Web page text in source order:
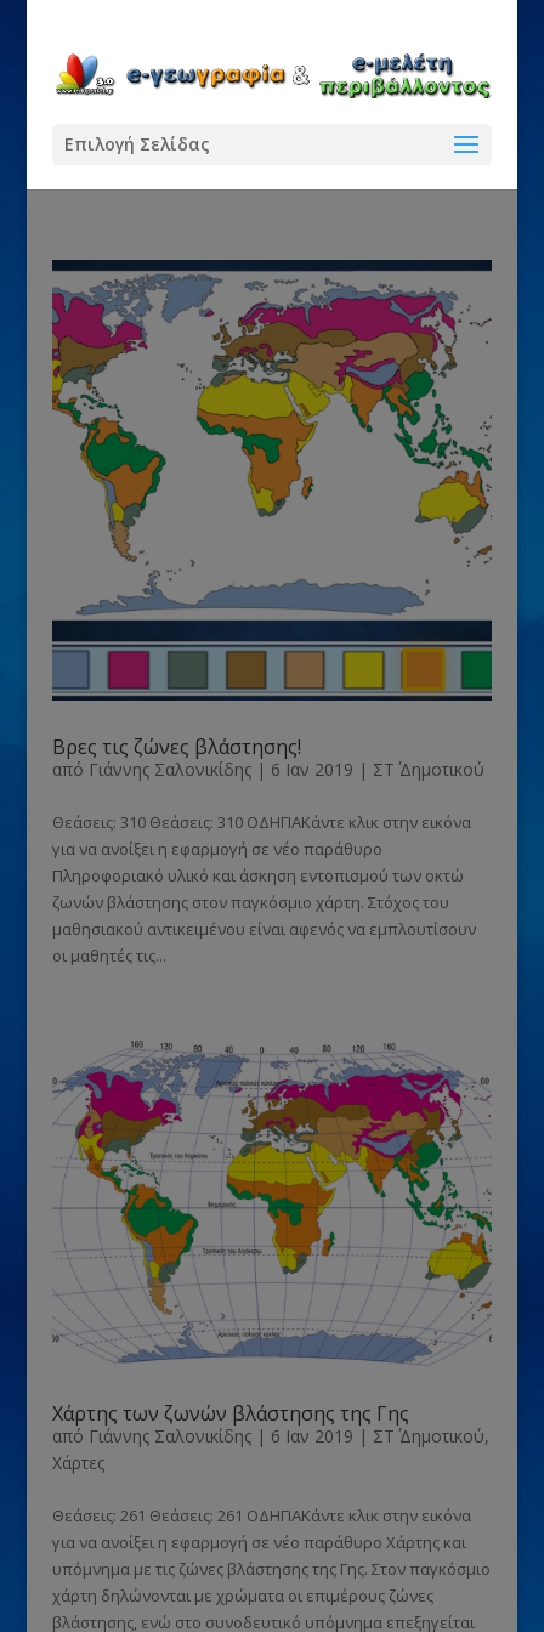
Επιλογή Σελίδας
Βρες τις ζώνες βλάστησης!
από Γιάννης Σαλονικίδης| 6 Ιαν 2019 | ΣΤ΄ Δημοτικού
Θεάσεις: 310 Θεάσεις: 310 ΟΔΗΓΙΑΚάντε κλικ στην εικόνα
για να ανοίξει η εφαρμογή σε νέο παράθυρο
Πληροφοριακό υλικό και άσκηση εντοπισμού των οκτώ
ζωνών βλάστησης στον παγκόσμιο χάρτη. Στόχος του
μαθησιακού αντικειμένου είναι αφενός να εμπλουτίσουν
οι μαθητές τις...
Χάρτης των ζωνών βλάστησης της Γης
από Γιάννης Σαλονικίδης| 6 Ιαν 2019 | ΣΤ΄ Δημοτικού,
Χάρτες
Θεάσεις: 261 Θεάσεις: 261 ΟΔΗΓΙΑΚάντε κλικ στην εικόνα
για να ανοίξει η εφαρμογή σε νέο παράθυρο Χάρτης και
υπόμνημα με τις ζώνες βλάστησης της Γης. Στον παγκόσμιο
χάρτη δηλώνονται με χρώματα οι επιμέρους ζώνες
βλάστησης, ενώ στο συνοδευτικό υπόμνημα επεξηγείται